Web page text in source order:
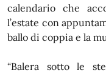
calendario che
l’estate con
ballo di coppia e la
“Balera sotto le